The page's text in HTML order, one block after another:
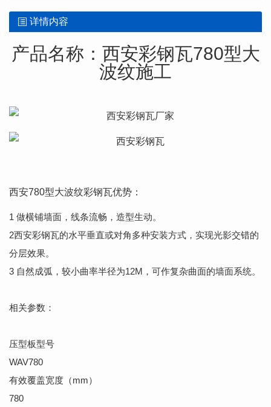
详情内容
产品名称：西安彩钢瓦780型大
波纹施工
西安780型大波纹彩钢瓦优势：
1 做横铺墙面，线条流畅，造型生动。
2西安彩钢瓦的水平垂直或对角多种安装方式，实现光影交错的
分层效果。
3 自然成弧，较小曲率半径为12M，可作复杂曲面的墙面系统。
相关参数：
压型板型号
WAV780
有效覆盖宽度（mm）
780